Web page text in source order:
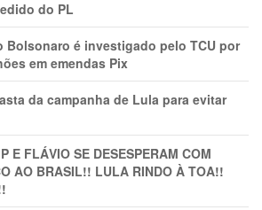
do PL
Bolsonaro é investigado pelo TCU por
em emendas Pix
da campanha de Lula para evitar
E FLÁVIO SE DESESPERAM COM
AO BRASIL!! LULA RINDO À TOA!!